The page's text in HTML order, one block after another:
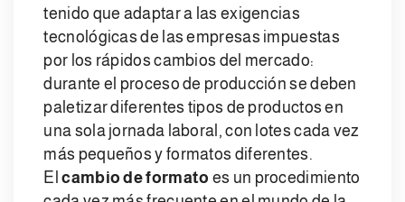
tenido que adaptar a las exigencias
tecnológicas de las empresas impuestas
por los rápidos cambios del mercado:
durante el proceso de producción se deben
paletizar diferentes tipos de productos en
una sola jornada laboral, con lotes cada vez
más pequeños y formatos diferentes.
Elcambio de formato es un procedimiento